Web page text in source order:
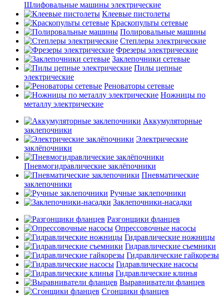
Шлифовальные машины электрические
Клеевые пистолеты
Краскопульты сетевые
Полировальные машины
Степлеры электрические
Фрезеры электрические
Заклепочники сетевые
Пилы цепные
электрические
Реноваторы сетевые
Ножницы по
металлу электрические
Аккумуляторные
заклепочники
Электрические
заклёпочники
Пневмогидравлические заклёпочники
Пневматические
заклепочники
Ручные заклепочники
Заклепочники-насадки
Разгонщики фланцев
Опрессовочные насосы
Гидравлические ножницы
Гидравлические съемники
Гидравлические гайкорезы
Гидравлические насосы
Гидравлические клинья
Выравниватели фланцев
Сгонщики фланцев